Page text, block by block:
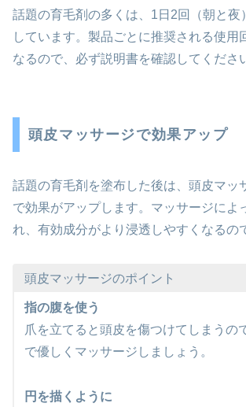
話題の育毛剤の多くは、1日2回（朝と夜
しています。製品ごとに推奨される使用
なるので、必ず説明書を確認してくださ
頭皮マッサージで効果アップ
話題の育毛剤を塗布した後は、頭皮マッ
で効果がアップします。マッサージによ
れ、有効成分がより浸透しやすくなるの
頭皮マッサージのポイント
指の腹を使う
爪を立てると頭皮を傷つけてしまうの
で優しくマッサージしましょう。
円を描くように